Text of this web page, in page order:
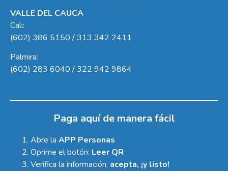
VALLE DEL CAUCA
Cali:
(602) 386 5150 / 313 342 2411
Palmira:
(602) 283 6040 / 322 942 9864
Paga aquí de manera fácil
Abre la APP Personas
Oprime el botón: Leer QR
Verifica la información, acepta, ¡y listo!